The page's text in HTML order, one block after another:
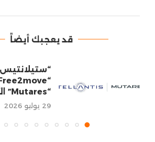
قد يعجبك أيضاً
“Mutares” الألمانية
29 يوليو 2026